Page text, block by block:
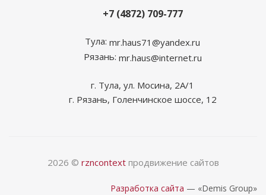
+7 (4872) 709-777
Тула: mr.haus71@yandex.ru
Рязань: mr.haus@internet.ru
г. Тула, ул. Мосина, 2А/1
г. Рязань, Голенчинское шоссе, 12
2026 © rzncontextпродвижение сайтов
Разработка сайта — «Demis Group»